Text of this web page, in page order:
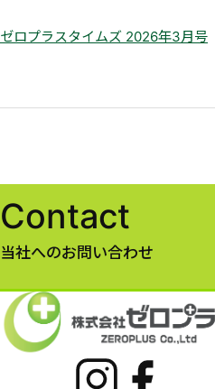
ゼロプラスタイムズ 2026年3月号
Contact
当社へのお問い合わせ